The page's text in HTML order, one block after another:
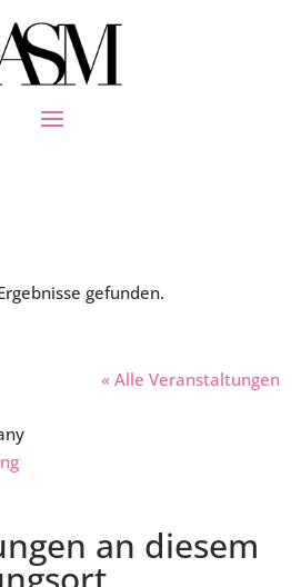
gefunden.
« Alle Veranstaltungen
an diesem